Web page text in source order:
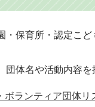
・保育所・認定こ
体名や活動内容を
ボランティア団体